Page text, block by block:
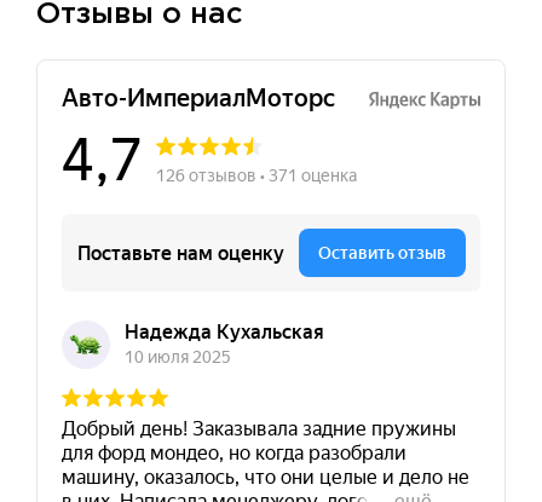
Отзывы о нас